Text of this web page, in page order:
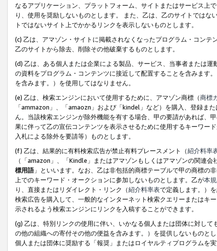
なるアプリケーション、プラットフォーム、サイトまたはサービス上
り、使用を奨励しないものとします。 また、乙は、乙のサイトでは
トではないサイト上でかかるリンクを表示しないものとします。
(c) 乙は、アマゾン・サイトに掲載されなくなったプログラム・コン
乙のサイトから除去、削除その他破棄するものとします。
(d) 乙は、ある個人または企業による製品、サービス、当事者または
の資料をプログラム・コンテンツに接近して配置することを含みます
を含みます。）を使用してはなりません。
(e) 乙は、検索エンジンにおいて使用するために、アマゾン商標（商標
「ammazon」、「amaozn」および「kindel」など）を購入、登録ま
ん。当該検索エンジンが除外機能を有する場合、甲の要請があれば、
果に伴って乙の宣伝コンテンツを表示させるために使用するキーワー
入札による除外を要請等）ものとします。
(f) 乙は、結果的に有料検索広告が禁止有料プレースメント（紹介料率
（「amazon」、「Kindle」またはアマゾンもしくはアマゾンの関連
標用語」といいます。なお、乙は非包括的商標テーブルで甲の商標の
上でのキーワード・オークションに参加しないものとします。乙が本
り、直接またはリダイレクト・リンク（紹介料率表で定義します。）
検索広告を購入して、一般的なインターネット検索クエリーまたはキ
示されるよう検索エンジンにリンクを入稿することができます。
(g) 乙は、特別リンクの使用に伴い、いかなる個人または団体に対し
の他の組織への寄付その他の便益を含みます。）を提供しないものと
個人または団体に奨励する「報奨」またはロイヤルティプログラムを